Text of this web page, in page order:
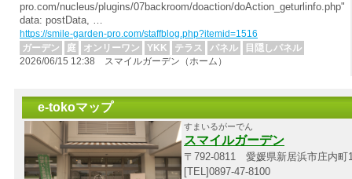
pro.com/nucleus/plugins/07backroom/doaction/doAction_geturlinfo.php",
data: postData, …
https://smile-garden-pro.com/staffblog.php?itemid=1516
ガーデン
庭 オンリーワン YKK テラス パネル
目隠しパネル
2026/06/15 12:38 スマイルガーデン（ホーム）
e-tokoマップ
すまいるがーでん
スマイルガーデン
〒792-0811 愛媛県新居浜市庄内町
[TEL]0897-47-8100